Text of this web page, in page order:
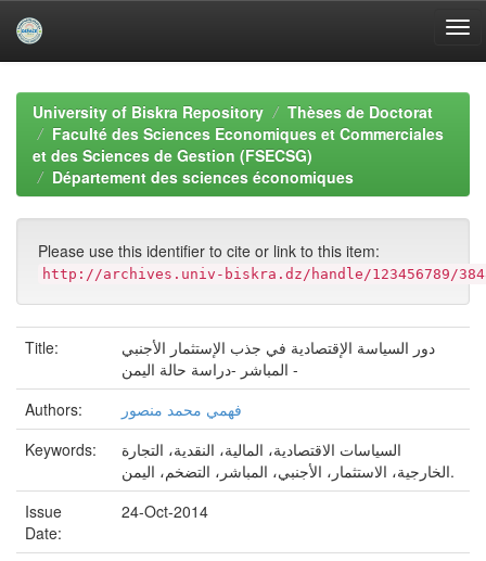
navigationUniversity of Biskra Repository
Thèses de Doctorat
Faculté des Sciences Economiques et Commerciales
et des Sciences de Gestion (FSECSG)
Département des sciences économiques
Please use this identifier to cite or link to this item:
http://archives.univ-biskra.dz/handle/123456789/
Title:
دور السياسة الإقتصادية في جذب الإستثمار الأجنبي
المباشر -دراسة حالة اليمن -
Authors:
فهمي محمد منصور
Keywords:
السیاسات الاقتصادیة، المالیة، النقدیة، التجارة
الخارجیة، الاستثمار، الأجنبي، المباشر، التضخم، الیمن.
Issue
Date:
24-Oct-2014